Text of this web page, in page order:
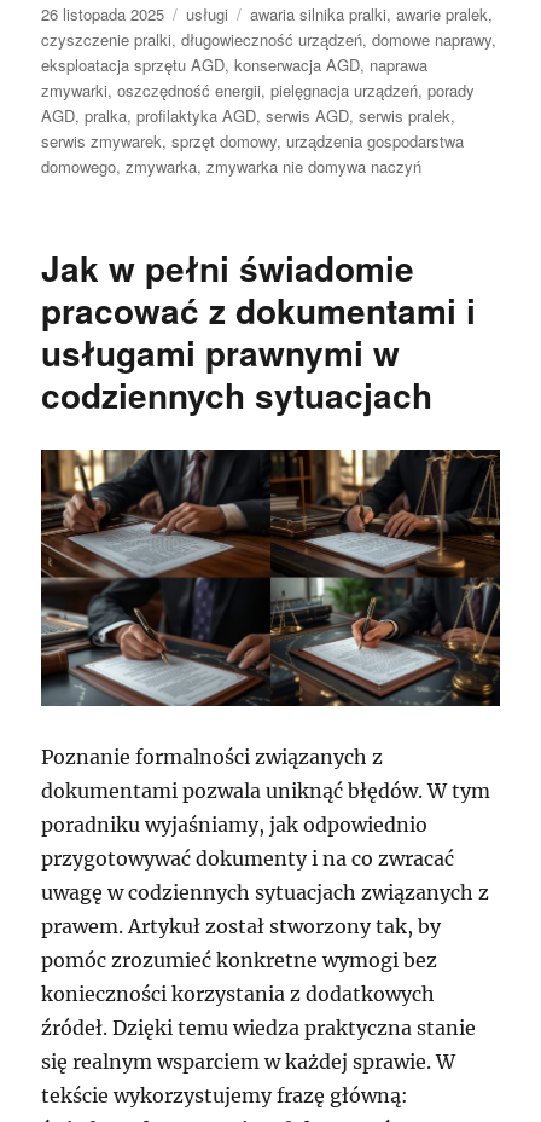
Data
publikacji
26 listopada 2025 Kategorie
usługi Tagi
awaria silnika pralki,awarie pralek,
czyszczenie pralki,długowieczność urządzeń,domowe naprawy,
eksploatacja sprzętu AGD,konserwacja AGD, naprawa
zmywarki,oszczędność energii,pielęgnacja urządzeń,porady
AGD,pralka,profilaktyka AGD,serwis AGD,serwis pralek,
serwis zmywarek,sprzęt domowy, urządzenia gospodarstwa
domowego,zmywarka,zmywarka nie domywa naczyń
Jak w pełni świadomie
pracować z dokumentami i
usługami prawnymi w
codziennych sytuacjach
Poznanie formalności związanych z
dokumentami pozwala uniknąć błędów. W tym
poradniku wyjaśniamy, jak odpowiednio
przygotowywać dokumenty i na co zwracać
uwagę w codziennych sytuacjach związanych z
prawem. Artykuł został stworzony tak, by
pomóc zrozumieć konkretne wymogi bez
konieczności korzystania z dodatkowych
źródeł. Dzięki temu wiedza praktyczna stanie
się realnym wsparciem w każdej sprawie. W
tekście wykorzystujemy frazę główną: